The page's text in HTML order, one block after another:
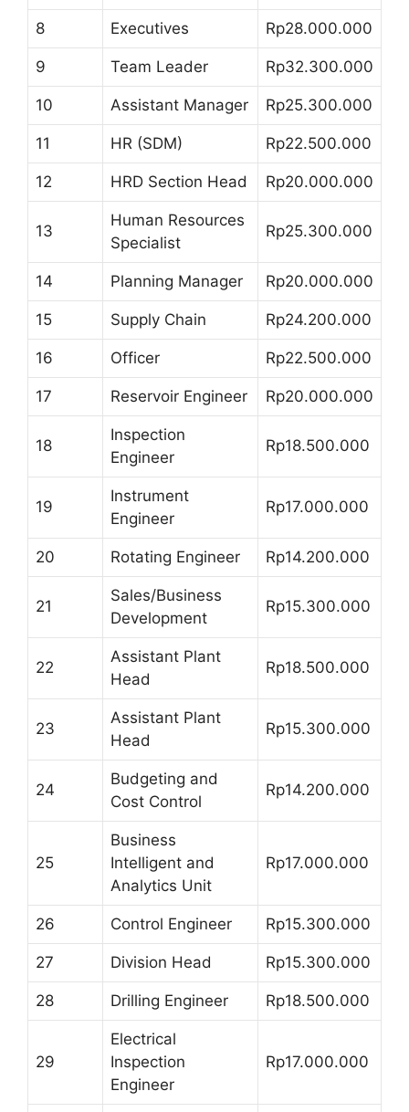
8 Executives Rp28.000.000
9 Team Leader Rp32.300.000
10 Assistant Manager Rp25.300.000
11 HR (SDM) Rp22.500.000
12 HRD Section Head Rp20.000.000
13
Human Resources
Specialist
Rp25.300.000
14 Planning Manager Rp20.000.000
15 Supply Chain Rp24.200.000
16 Officer Rp22.500.000
17 Reservoir Engineer Rp20.000.000
18
Inspection
Engineer
Rp18.500.000
19
Instrument
Engineer
Rp17.000.000
20 Rotating Engineer Rp14.200.000
21
Sales/Business
Development
Rp15.300.000
22
Assistant Plant
Head
Rp18.500.000
23
Assistant Plant
Head
Rp15.300.000
24
Budgeting and
Cost Control
Rp14.200.000
25
Business
Intelligent and
Analytics Unit
Rp17.000.000
26 Control Engineer Rp15.300.000
27 Division Head Rp15.300.000
28 Drilling Engineer Rp18.500.000
29
Electrical
Inspection
Engineer
Rp17.000.000